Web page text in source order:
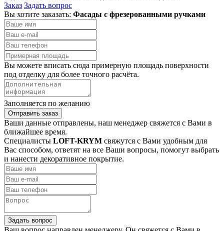
Заказ Задать вопрос
Вы хотите заказать: Фасады с фрезерованными ручками
Вы можете вписать сюда примерную площадь поверхности
под отделку для более точного расчёта.
Заполняется по желанию
Отправить заказ
Ваши данные отправлены, наш менеджер свяжется с Вами в
ближайшее время.
Специалисты LOFT-KRYM свяжутся с Вами удобным для
Вас способом, ответят на все Ваши вопросы, помогут выбрать
и нанести декоративное покрытие.
Задать вопрос